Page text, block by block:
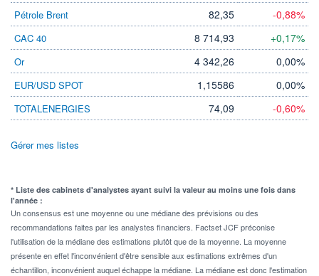
Pétrole Brent 82,35 -0,88%
CAC 40 8 714,93 +0,17%
Or 4 342,26 0,00%
EUR/USD SPOT 1,15586 0,00%
TOTALENERGIES 74,09 -0,60%
Gérer mes listes
* Liste des cabinets d'analystes ayant suivi la valeur au moins une fois dans
l'année :
Un consensus est une moyenne ou une médiane des prévisions ou des
recommandations faites par les analystes financiers. Factset JCF préconise
l'utilisation de la médiane des estimations plutôt que de la moyenne. La moyenne
présente en effet l'inconvénient d'être sensible aux estimations extrêmes d'un
échantillon, inconvénient auquel échappe la médiane. La médiane est donc l'estimation